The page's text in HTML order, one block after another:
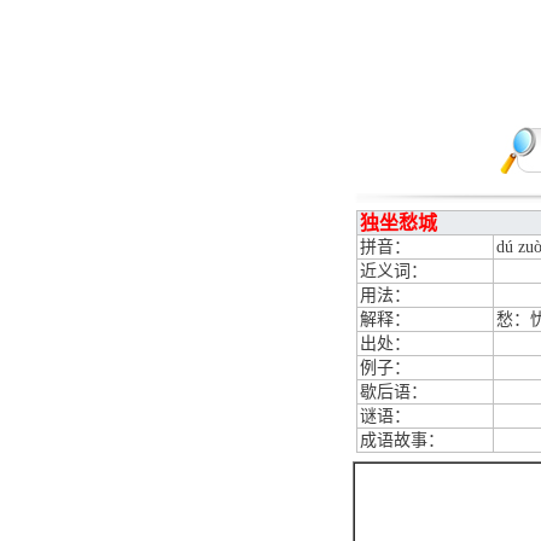
独坐愁城
拼音：
dú
近义词：
用法：
解释：
愁：
出处：
例子：
歇后语：
谜语：
成语故事：